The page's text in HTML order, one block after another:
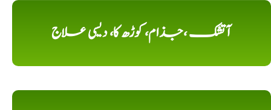
آتشک ،جذام، کوڑھ کا، دیسی علاج